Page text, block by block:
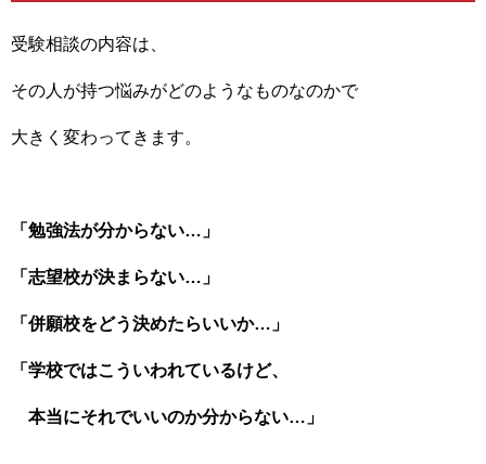
受験相談の内容は、
その人が持つ悩みがどのようなものなのかで
大きく変わってきます。
「勉強法が分からない…」
「志望校が決まらない…」
「併願校をどう決めたらいいか…」
「学校ではこういわれているけど、
本当にそれでいいのか分からない…」